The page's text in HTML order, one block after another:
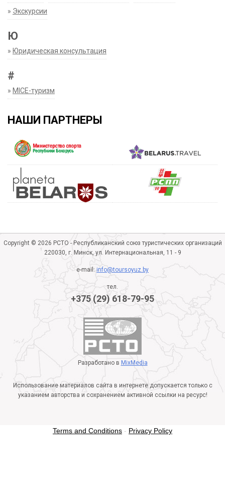
» Экскурсии
Ю
» Юридическая консультация
#
» MICE-туризм
НАШИ ПАРТНЕРЫ
Copyright © 2026 РСТО - Республиканский союз туристических организаций
220030, г. Минск, ул. Интернациональная, 11 - 9
e-mail:info@toursoyuz.by
тел.
+375 (29) 618-79-95
Разработано в MixMedia
Использование материалов сайта в интернете допускается только с
указанием авторства и сохранением активной ссылки на ресурс!
Terms and Conditions - Privacy Policy